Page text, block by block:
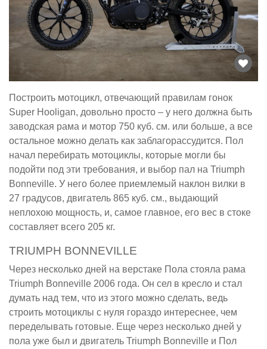
Построить мотоцикл, отвечающий правилам гонок
Super Hooligan, довольно просто – у него должна быть
заводская рама и мотор 750 куб. см. или больше, а все
остальное можно делать как заблагорассудится. Пол
начал перебирать мотоциклы, которые могли бы
подойти под эти требования, и выбор пал на Triumph
Bonneville. У него более приемлемый наклон вилки в
27 градусов, двигатель 865 куб. см., выдающий
неплохою мощность, и, самое главное, его вес в стоке
составляет всего 205 кг.
TRIUMPH BONNEVILLE
Через несколько дней на верстаке Пола стояла рама
Triumph Bonneville 2006 года. Он сел в кресло и стал
думать над тем, что из этого можно сделать, ведь
строить мотоциклы с нуля гораздо интереснее, чем
переделывать готовые. Еще через несколько дней у
пола уже был и двигатель Triumph Bonneville и Пол